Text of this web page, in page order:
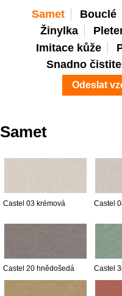
Samet Bouclé
Žinylka
Imitace kůže
Snadno
Odeslat
Samet
Castel 03 krémová Castel
Castel 20 hnědošedá Castel